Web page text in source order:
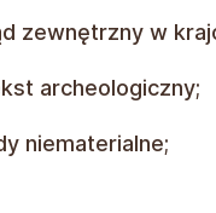
zewnętrzny w
archeologiczny;
niematerialne;